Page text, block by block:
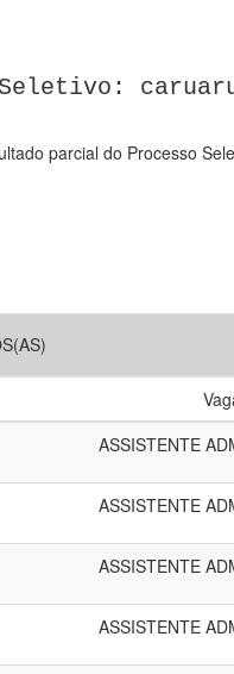
parcial do Processo
ASSISTENTE
ASSISTENTE
ASSISTENTE
ASSISTENTE